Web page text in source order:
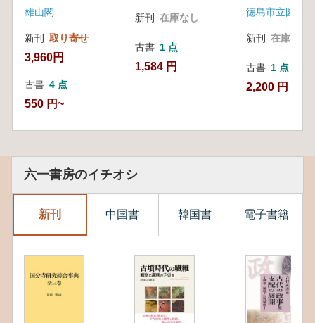
雄山閣
新刊 取り寄せ
3,960円
古書 4 点
550 円~
新刊 在庫なし
古書 1 点
1,584 円
徳島市立図書館
新刊 在庫なし
古書 1 点
2,200 円
六一書房のイチオシ
新刊 中国書 韓国書 電子書籍